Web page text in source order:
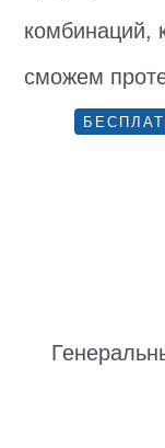
комбинаций,
сможем